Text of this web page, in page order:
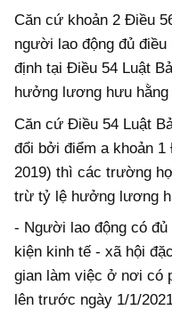
Căn cứ khoản 2 Điều
người lao động đủ
định tại Điều 54 Luật
hưởng lương hưu hằng
Căn cứ Điều 54 Luật
đổi bởi điểm a khoản 1
2019) thì các trường
trừ tỷ lệ hưởng lương
- Người lao động có
kiện kinh tế - xã hội
gian làm việc ở nơi có
lên trước ngày 1/1/